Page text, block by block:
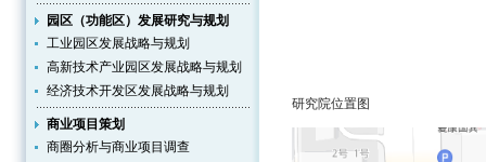
园区（功能区）发展研究与规划
工业园区发展战略与规划
高新技术产业园区发展战略与规划
经济技术开发区发展战略与规划
商业项目策划
商圈分析与商业项目调查
研究院位置图